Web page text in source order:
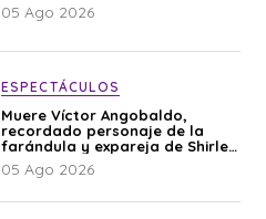
05 Ago 2026
ESPECTÁCULOS
Muere Víctor Angobaldo,
recordado personaje de la
farándula y expareja de Shirley
Cherres
05 Ago 2026